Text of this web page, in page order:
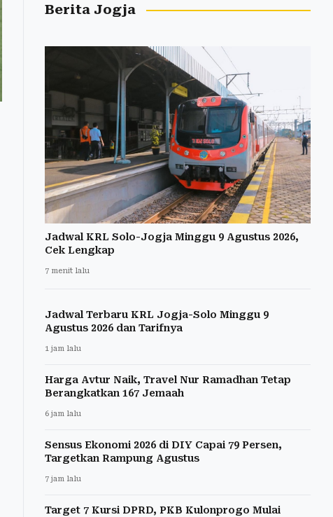
Berita Jogja
Jadwal KRL Solo-Jogja Minggu 9 Agustus 2026,
Cek Lengkap
7 menit lalu
Jadwal Terbaru KRL Jogja-Solo Minggu 9
Agustus 2026 dan Tarifnya
1 jam lalu
Harga Avtur Naik, Travel Nur Ramadhan Tetap
Berangkatkan 167 Jemaah
6 jam lalu
Sensus Ekonomi 2026 di DIY Capai 79 Persen,
Targetkan Rampung Agustus
7 jam lalu
Target 7 Kursi DPRD, PKB Kulonprogo Mulai